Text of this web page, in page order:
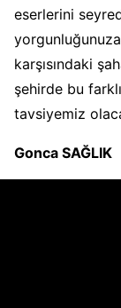
eserlerini
yorgunluğunuza
karşısındaki
şehirde bu
tavsiyemiz
Gonca SAĞLIK